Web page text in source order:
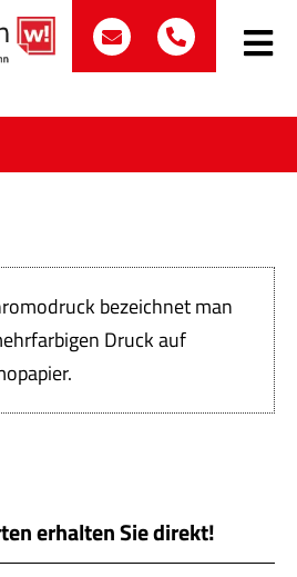
post@walker-
+49Toggle
bezeichnet man
Druck auf
erhalten Sie direkt!